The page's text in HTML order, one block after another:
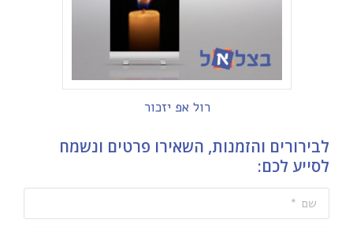
רול אפ יזכור
לבירורים והזמנות, השאירו פרטים ונשמח
לסייע לכם:
שם *